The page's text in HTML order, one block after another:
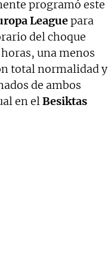
programó este
Leaguepara
del choque
una menos
total normalidad y
de ambos
en elBesiktas